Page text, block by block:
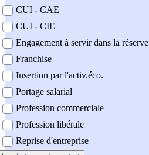
CUI - CAE
CUI - CIE
Engagement à servir dans la réserve
Franchise
Insertion par l'activ.éco.
Portage salarial
Profession commerciale
Profession libérale
Reprise d'entreprise